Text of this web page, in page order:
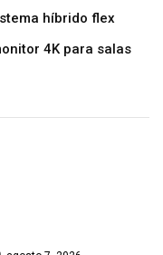
híbrido flex
4K para salas